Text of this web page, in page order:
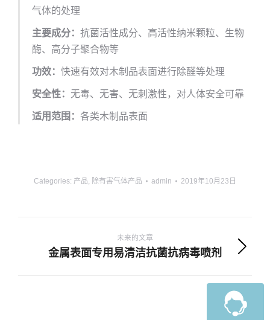
气体的处理
主要成分： 抗菌活性成分、高活性纳米颗粒、生物
酶、高分子聚合物等
功效： 快速有效对木制品表面进行除醛等处理
安全性： 无毒、无害、无刺激性，对人体安全可靠
适用范围： 各类木制品表面
Categories: 产品 除有害气体产品 admin 2019年10月23日
未来的文章
下
金属表面专用易清洁抗菌抗病毒喷剂